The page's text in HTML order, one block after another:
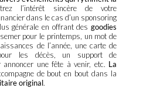
l’intérêt sincère de votre
dans le cas d’un sponsoring
générale en offrant desgoodies
pour le printemps, un mot de
de l’année, une carte de
les décès, un support de
une fête à venir, etc. La
de bout en bout dans la
original.